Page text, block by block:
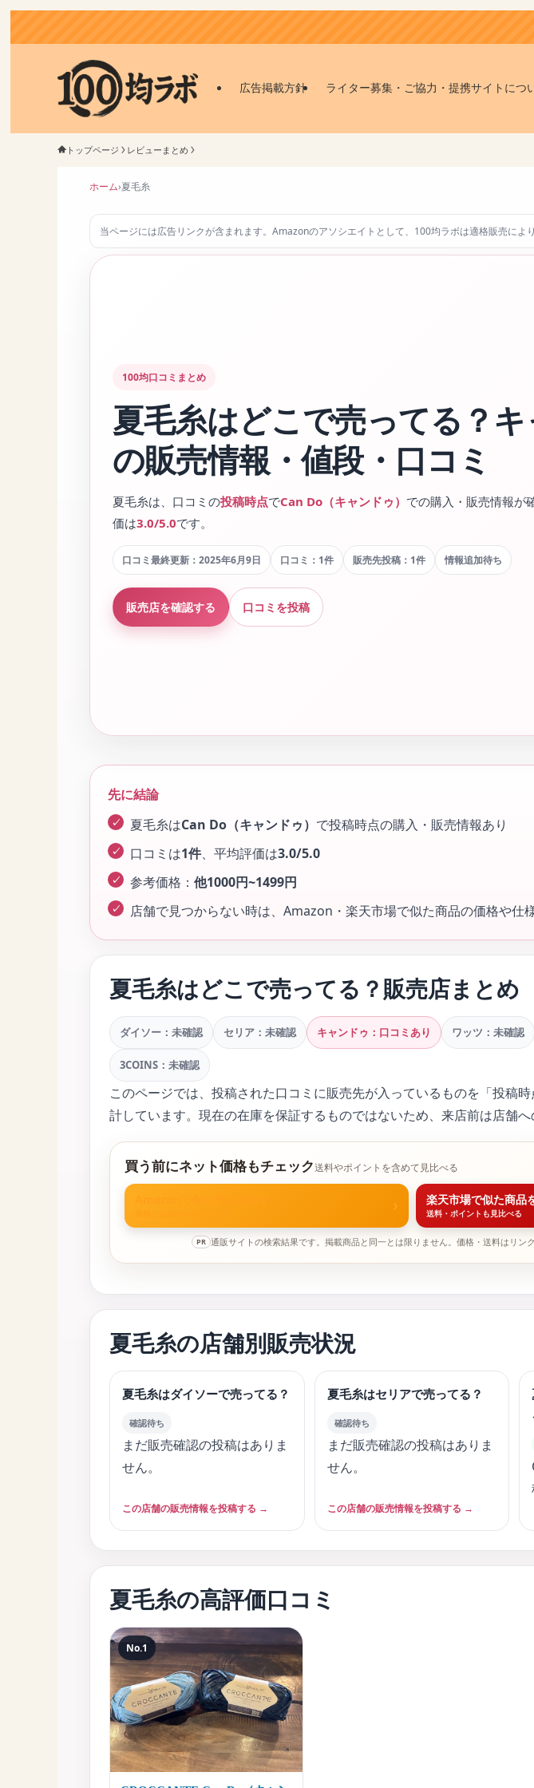
広告掲載方針 ライター募集・ご協力・提携サイトにつ
トップページ レビューまとめ
ホーム›夏毛糸
当ページには広告リンクが含まれます。Amazonのアソシエイトとして、100均ラボは適格販売によ
100均口コミまとめ
夏毛糸はどこで売ってる？キ
の販売情報・値段・口コミ
夏毛糸は、口コミの投稿時点でCan Do（キャンドゥ） での購入・販売情報が
価は3.0/5.0です。
口コミ最終更新：2025年6月9日 口コミ：1件 販売先投稿：1件 情報追加待ち
販売店を確認する 口コミを投稿
先に結論
夏毛糸はCan Do（キャンドゥ） で投稿時点の購入・販売情報あり
口コミは1件、平均評価は3.0/5.0
参考価格： 他1000円~1499円
店舗で見つからない時は、Amazon・楽天市場で似た商品の価格や仕
夏毛糸はどこで売ってる？販売店まとめ
ダイソー：未確認 セリア：未確認 キャンドゥ：口コミあり ワッツ：未確認
3COINS：未確認
このページでは、投稿された口コミに販売先が入っているものを「投稿
計しています。現在の在庫を保証するものではないため、来店前は店舗へ
買う前にネット価格もチェック送料やポイントを含めて見比べる
› 楽天市場で似た商品
送料・ポイントも見比べる
PR 通販サイトの検索結果です。掲載商品と同一とは限りません。価格・送料はリン
夏毛糸の店舗別販売状況
夏毛糸はダイソーで売ってる？
確認待ち
まだ販売確認の投稿はありま
せん。
この店舗の販売情報を投稿する →
夏毛糸はセリアで売ってる？
確認待ち
まだ販売確認の投稿はありま
せん。
この店舗の販売情報を投稿する →
夏毛糸の高評価口コミ
No.1